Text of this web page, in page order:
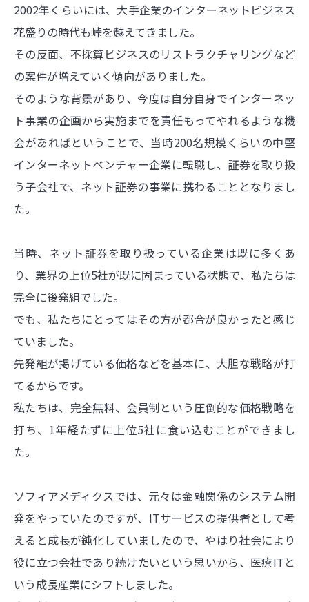
2002年くらいには、大手企業のインターネットビジネス
花盛りの時代も峠を越えてきました。
その反面、不採算ビジネスのリストラクチャリングなど
の案件が増えていく傾向がありました。
そのような背景があり、今度は自分自身でインターネッ
ト事業の企画から実施までを責任もってやれるような機
会があればということで、当時200名規模くらいの中堅
インターネットベンチャー企業に転職し、証券を取り扱
う子会社で、ネット証券の事業に携わることとなりまし
た。
当時、ネット証券を取り扱っている企業は既に多くあ
り、業界の上位5社が既に固まっている状態で、私たちは
完全に後発組でした。
でも、私たちにとってはその方が都合が良かったと感じ
ていました。
先発組が掲げている価格などを基本に、大胆な戦略が打
てるからです。
私たちは、完全無料、会員制という圧倒的な価格戦略を
打ち、1年経たずに上位5社に食い込むことができまし
た。
ソフィアメディクスでは、元々は金融関係のシステム開
発をやっていたのですが、ITサービスの提供者として考
えると成長が鈍化していましたので、やはり社会により
役に立つ会社であり続けたいという思いから、医療ITと
いう成長産業にシフトしました。